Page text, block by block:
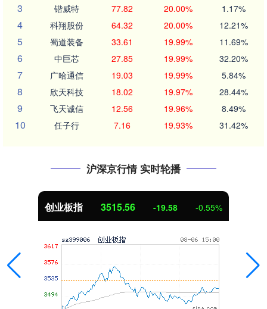
3 锴威特 77.82 20.00% 1.17%
4 科翔股份 64.32 20.00% 12.21%
5 蜀道装备 33.61 19.99% 11.69%
6 中巨芯 27.85 19.99% 32.20%
7 广哈通信 19.03 19.99% 5.84%
8 欣天科技 18.02 19.97% 28.44%
9 飞天诚信 12.56 19.96% 8.49%
10 任子行 7.16 19.93% 31.42%
沪深京行情 实时轮播
创业板指 3515.56 -19.58 -0.55%